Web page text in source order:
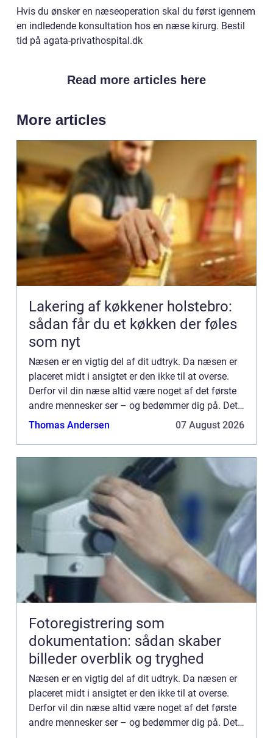
Hvis du ønsker en næseoperation skal du først igennem
en indledende konsultation hos en næse kirurg. Bestil
tid på agata-privathospital.dk
Read more articles here
More articles
Lakering af køkkener holstebro:
sådan får du et køkken der føles
som nyt
Næsen er en vigtig del af dit udtryk. Da næsen er
placeret midt i ansigtet er den ikke til at overse.
Derfor vil din næse altid være noget af det første
andre mennesker ser – og bedømmer dig på. Det
kan således godt være svært at leve med en stor
Thomas Andersen 07 August 2026
Fotoregistrering som
dokumentation: sådan skaber
billeder overblik og tryghed
Næsen er en vigtig del af dit udtryk. Da næsen er
placeret midt i ansigtet er den ikke til at overse.
Derfor vil din næse altid være noget af det første
andre mennesker ser – og bedømmer dig på. Det